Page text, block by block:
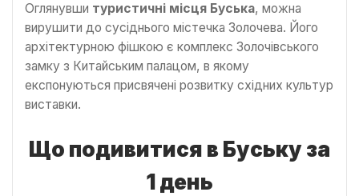
Оглянувши туристичні місця Буська, можна
вирушити до сусіднього містечка Золочева. Його
архітектурною фішкою є комплекс Золочівського
замку з Китайським палацом, в якому
експонуються присвячені розвитку східних культур
виставки.
Що подивитися в Буську за
1 день